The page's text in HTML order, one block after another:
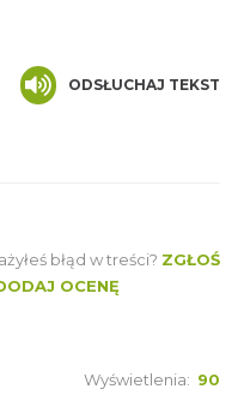
ODSŁUCHAJ TEKST
błąd w treści? ZGŁOŚ
OCENĘ
Wyświetlenia: 90